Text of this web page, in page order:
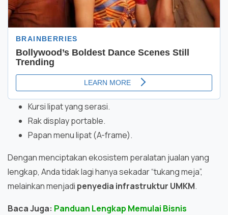
Kursi lipat yang serasi.
Rak display portable.
Papan menu lipat (A-frame).
Dengan menciptakan ekosistem peralatan jualan yang
lengkap, Anda tidak lagi hanya sekadar “tukang meja”,
melainkan menjadi penyedia infrastruktur UMKM.
Baca Juga: Panduan Lengkap Memulai Bisnis